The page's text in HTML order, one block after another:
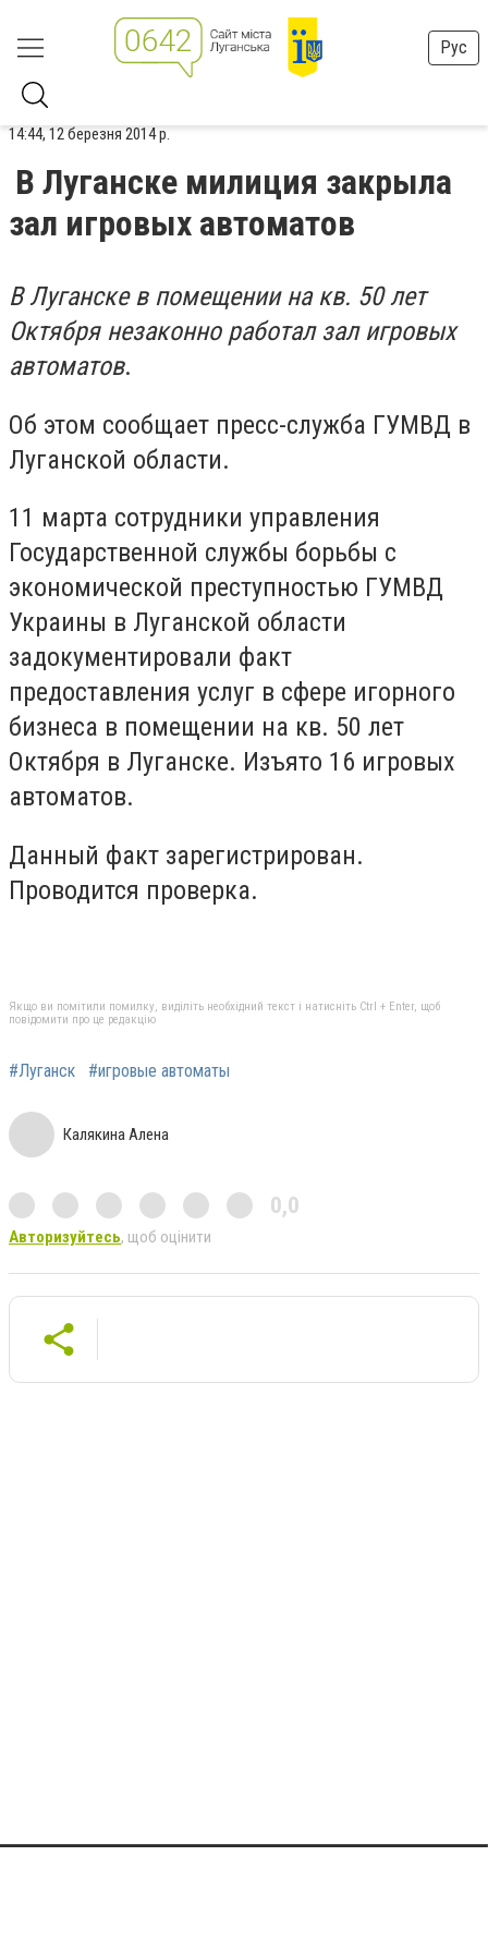
Рус
14:44, 12 березня 2014 р.
В Луганске милиция закрыла
зал игровых автоматов
В Луганске в помещении на кв. 50 лет
Октября незаконно работал зал игровых
автоматов.
Об этом сообщает пресс-служба ГУМВД в
Луганской области.
11 марта сотрудники управления
Государственной службы борьбы с
экономической преступностью ГУМВД
Украины в Луганской области
задокументировали факт
предоставления услуг в сфере игорного
бизнеса в помещении на кв. 50 лет
Октября в Луганске. Изъято 16 игровых
автоматов.
Данный факт зарегистрирован.
Проводится проверка.
Якщо ви помітили помилку, виділіть необхідний текст і натисніть Ctrl + Enter, щоб
повідомити про це редакцію
#Луганск #игровые автоматы
Калякина Алена
0,0
Авторизуйтесь, щоб оцінити